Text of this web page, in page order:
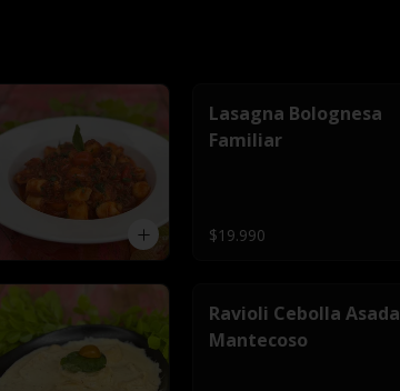
Lasagna Bolognesa
Familiar
$19.990
Ravioli Cebolla Asada
Mantecoso